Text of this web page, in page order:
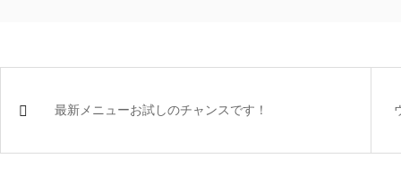
最新メニューお試しのチャンスです！